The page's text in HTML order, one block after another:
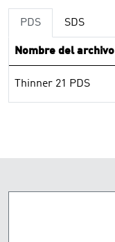
PDS SDS
Nombre del archivo
Thinner 21 PDS